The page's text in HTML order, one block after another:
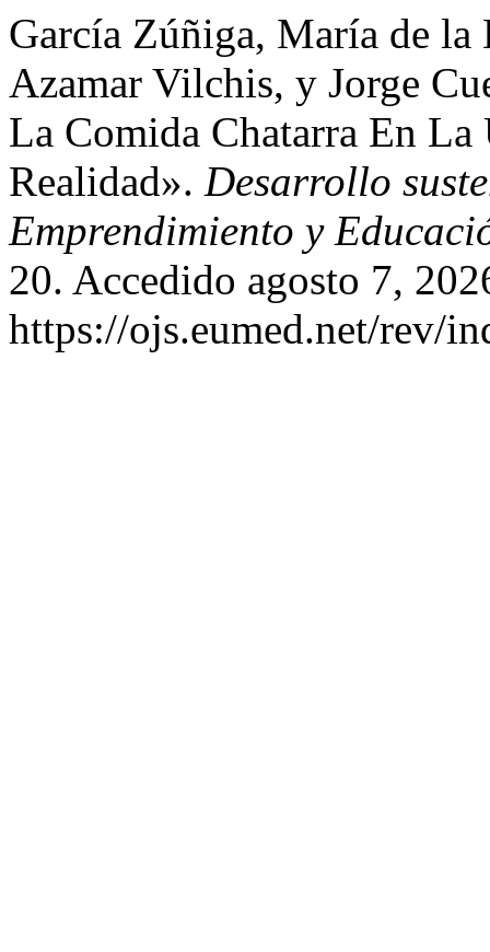
García Zúñiga, María de
Azamar Vilchis, y Jorge
La Comida Chatarra En
Realidad». Desarrollo
Emprendimiento y
20. Accedido agosto 7,
https://ojs.eumed.net/rev/